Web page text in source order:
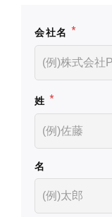
会社名 *
姓 *
名